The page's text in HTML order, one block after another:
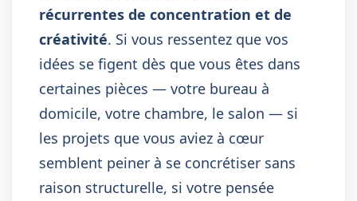
récurrentes de concentration et de
créativité. Si vous ressentez que vos
idées se figent dès que vous êtes dans
certaines pièces — votre bureau à
domicile, votre chambre, le salon — si
les projets que vous aviez à cœur
semblent peiner à se concrétiser sans
raison structurelle, si votre pensée